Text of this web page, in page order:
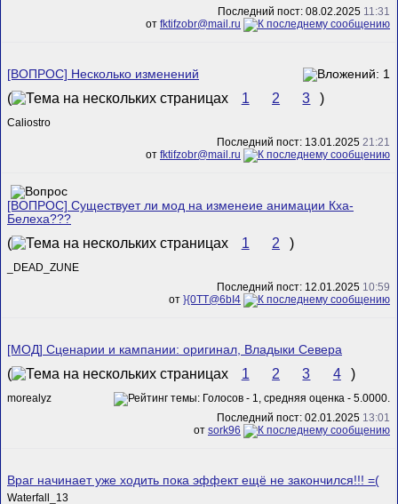
Последний пост: 08.02.2025 11:31
от fktifzobr@mail.ru
[ВОПРОС] Несколько изменений
( 1 2 3 )
Caliostro
Последний пост: 13.01.2025 21:21
от fktifzobr@mail.ru
[ВОПРОС] Существует ли мод на изменеие анимации Кха-
Белеха???
( 1 2 )
_DEAD_ZUNE
Последний пост: 12.01.2025 10:59
от }{0TT@6bI4
[МОД] Сценарии и кампании: оригинал, Владыки Севера
( 1 2 3 4 )
morealyz
Последний пост: 02.01.2025 13:01
от sork96
Враг начинает уже ходить пока эффект ещё не закончился!!! =(
Waterfall_13